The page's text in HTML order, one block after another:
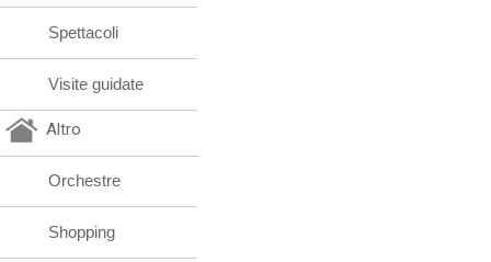
Spettacoli
Visite guidate
Altro
Orchestre
Shopping